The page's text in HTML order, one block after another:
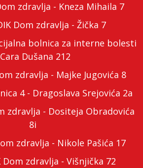
zdravlja - Kneza Mihaila 7
Dom zdravlja - Žička 7
bolnica za interne bolesti
Dušana 212
zdravlja - Majke Jugovića 8
4 - Dragoslava Srejovića 2a
zdravlja - Dositeja Obradovića
8i
zdravlja - Nikole Pašića 17
Dom zdravlja - Višnjička 72